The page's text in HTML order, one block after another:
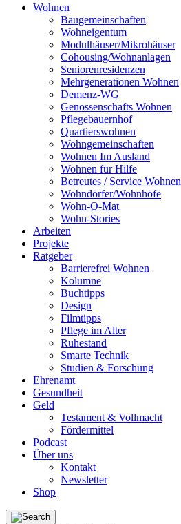
Wohnen
Baugemeinschaften
Wohneigentum
Modulhäuser/Mikrohäuser
Cohousing/Wohnanlagen
Seniorenresidenzen
Mehrgenerationen Wohnen
Demenz-WG
Genossenschafts Wohnen
Pflegebauernhof
Quartierswohnen
Wohngemeinschaften
Wohnen Im Ausland
Wohnen für Hilfe
Betreutes / Service Wohnen
Wohndörfer/Wohnhöfe
Wohn-O-Mat
Wohn-Stories
Arbeiten
Projekte
Ratgeber
Barrierefrei Wohnen
Kolumne
Buchtipps
Design
Filmtipps
Pflege im Alter
Ruhestand
Smarte Technik
Studien & Forschung
Ehrenamt
Gesundheit
Geld
Testament & Vollmacht
Fördermittel
Podcast
Über uns
Kontakt
Newsletter
Shop